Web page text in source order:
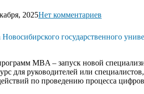
2025Нет комментариев
государственного
MBA – запуск новой
для руководителей или
по проведению процесса